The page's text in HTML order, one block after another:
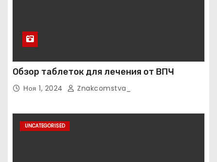
Обзор таблеток для лечения от ВПЧ
Ноя 1, 2024 Znakcomstva_
UNCATEGORISED